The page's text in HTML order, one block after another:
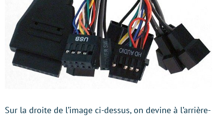
Sur la droite de l’image ci-dessus, on devine à l’arrière-